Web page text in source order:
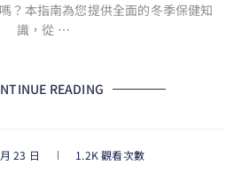
？本指南為您提供全面的冬季保健知
識，從 …
READING
23 日 1.2K 觀看次數